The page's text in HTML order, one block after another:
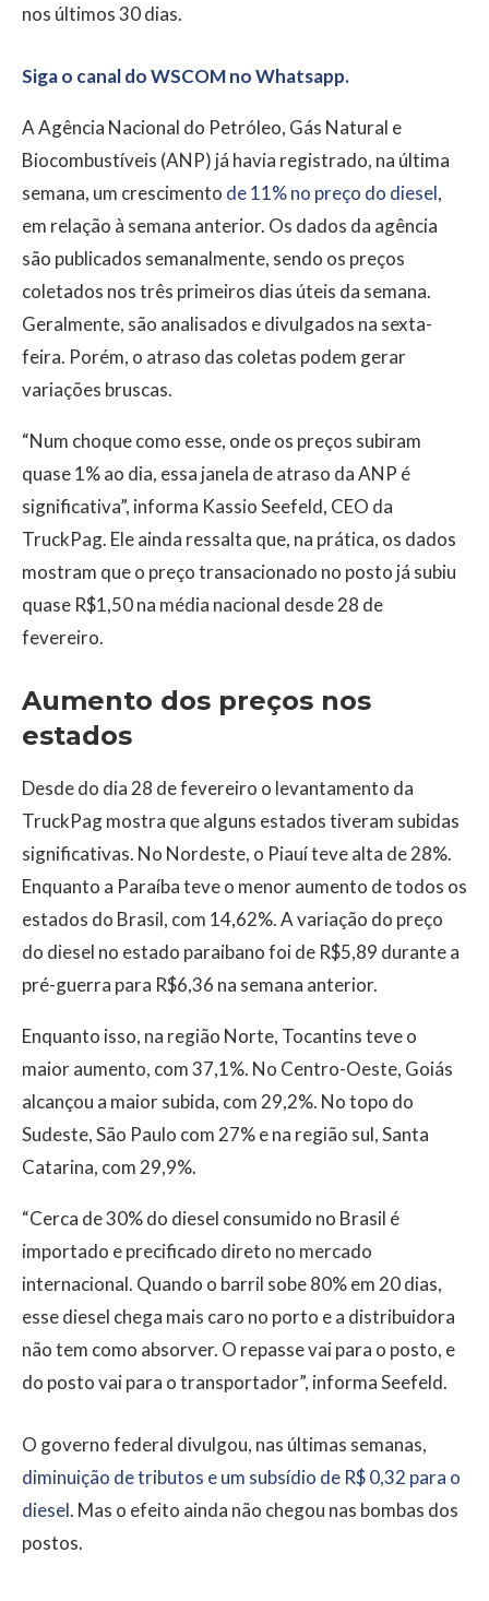
nos últimos 30 dias.
Siga o canal do WSCOM no Whatsapp.
A Agência Nacional do Petróleo, Gás Natural e
Biocombustíveis (ANP) já havia registrado, na última
semana, um crescimento de 11% no preço do diesel,
em relação à semana anterior. Os dados da agência
são publicados semanalmente, sendo os preços
coletados nos três primeiros dias úteis da semana.
Geralmente, são analisados e divulgados na sexta-
feira. Porém, o atraso das coletas podem gerar
variações bruscas.
“Num choque como esse, onde os preços subiram
quase 1% ao dia, essa janela de atraso da ANP é
significativa”, informa Kassio Seefeld, CEO da
TruckPag. Ele ainda ressalta que, na prática, os dados
mostram que o preço transacionado no posto já subiu
quase R$1,50 na média nacional desde 28 de
fevereiro.
Aumento dos preços nos
estados
Desde do dia 28 de fevereiro o levantamento da
TruckPag mostra que alguns estados tiveram subidas
significativas. No Nordeste, o Piauí teve alta de 28%.
Enquanto a Paraíba teve o menor aumento de todos os
estados do Brasil, com 14,62%. A variação do preço
do diesel no estado paraibano foi de R$5,89 durante a
pré-guerra para R$6,36 na semana anterior.
Enquanto isso, na região Norte, Tocantins teve o
maior aumento, com 37,1%. No Centro-Oeste, Goiás
alcançou a maior subida, com 29,2%. No topo do
Sudeste, São Paulo com 27% e na região sul, Santa
Catarina, com 29,9%.
“Cerca de 30% do diesel consumido no Brasil é
importado e precificado direto no mercado
internacional. Quando o barril sobe 80% em 20 dias,
esse diesel chega mais caro no porto e a distribuidora
não tem como absorver. O repasse vai para o posto, e
do posto vai para o transportador”, informa Seefeld.
O governo federal divulgou, nas últimas semanas,
diminuição de tributos e um subsídio de R$ 0,32 para o
diesel. Mas o efeito ainda não chegou nas bombas dos
postos.